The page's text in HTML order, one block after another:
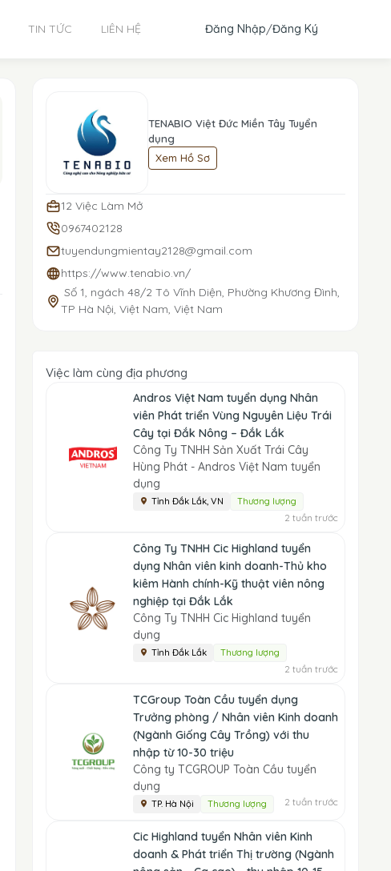
TIN TỨC LIÊN HỆ Đăng Nhập/Đăng Ký
TENABIO Việt Đức Miền Tây Tuyển
dụng
Xem Hồ Sơ
12 Việc Làm Mở
0967402128
tuyendungmientay2128@gmail.com
https://www.tenabio.vn/
Số 1, ngách 48/2 Tô Vĩnh Diện, Phường Khương Đình,
TP Hà Nội, Việt Nam, Việt Nam
Việc làm cùng địa phương
Andros Việt Nam tuyển dụng Nhân
viên Phát triển Vùng Nguyên Liệu Trái
Cây tại Đắk Nông – Đắk Lắk
Công Ty TNHH Sản Xuất Trái Cây
Hùng Phát - Andros Việt Nam tuyển
dụng
Tỉnh Đắk Lắk, VN Thương lượng
2 tuần trước
Công Ty TNHH Cic Highland tuyển
dụng Nhân viên kinh doanh-Thủ kho
kiêm Hành chính-Kỹ thuật viên nông
nghiệp tại Đắk Lắk
Công Ty TNHH Cic Highland tuyển
dụng
Tỉnh Đắk Lắk Thương lượng
2 tuần trước
TCGroup Toàn Cầu tuyển dụng
Trưởng phòng / Nhân viên Kinh doanh
(Ngành Giống Cây Trồng) với thu
nhập từ 10-30 triệu
Công ty TCGROUP Toàn Cầu tuyển
dụng
TP. Hà Nội Thương lượng 2 tuần trước
Cic Highland tuyển Nhân viên Kinh
doanh & Phát triển Thị trường (Ngành